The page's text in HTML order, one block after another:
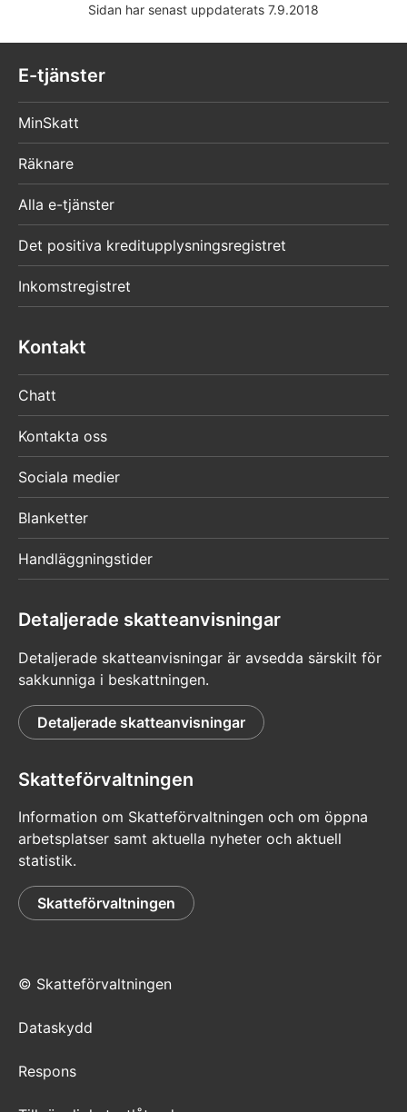
Sidan har senast uppdaterats 7.9.2018
E-tjänster
MinSkatt
Räknare
Alla e-tjänster
Det positiva kreditupplysningsregistret
Inkomstregistret
Kontakt
Chatt
Kontakta oss
Sociala medier
Blanketter
Handläggningstider
Detaljerade skatteanvisningar
Detaljerade skatteanvisningar är avsedda särskilt för
sakkunniga i beskattningen.
Detaljerade skatteanvisningar
Skatteförvaltningen
Information om Skatteförvaltningen och om öppna
arbetsplatser samt aktuella nyheter och aktuell
statistik.
Skatteförvaltningen
© Skatteförvaltningen
Dataskydd
Respons